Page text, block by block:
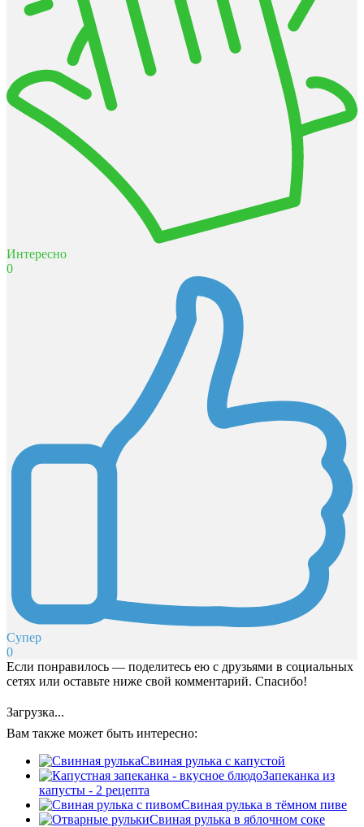
Интересно
0
Супер
0
Если понравилось — поделитесь ею с друзьями в социальных
сетях или оставьте ниже свой комментарий. Спасибо!
Загрузка...
Вам также может быть интересно:
Свиная рулька с капустой
Запеканка из
капусты - 2 рецепта
Свиная рулька в тёмном пиве
Свиная рулька в яблочном соке